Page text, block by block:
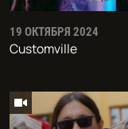
19 ОКТЯБРЯ 2024
Customville